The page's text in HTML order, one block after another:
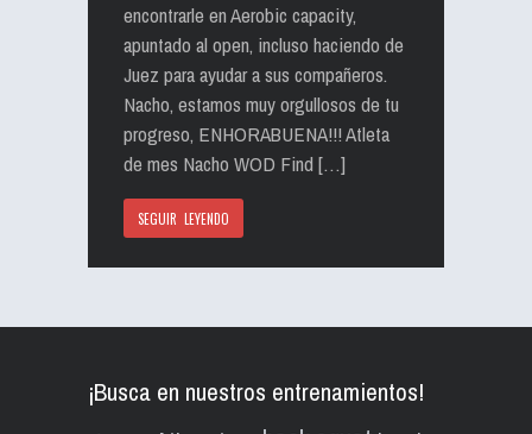
encontrarle en Aerobic capacity,
apuntado al open, incluso haciendo de
Juez para ayudar a sus compañeros.
Nacho, estamos muy orgullosos de tu
progreso, ENHORABUENA!!! Atleta
de mes Nacho WOD Find […]
SEGUIR LEYENDO
¡Busca en nuestros entrenamientos!